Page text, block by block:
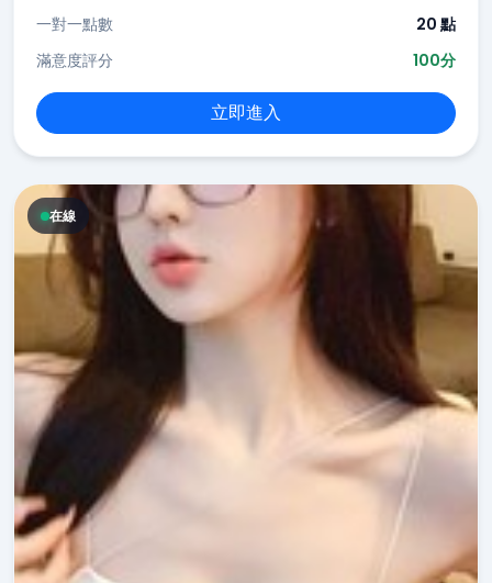
一對一點數
20 點
滿意度評分
100分
立即進入
在線